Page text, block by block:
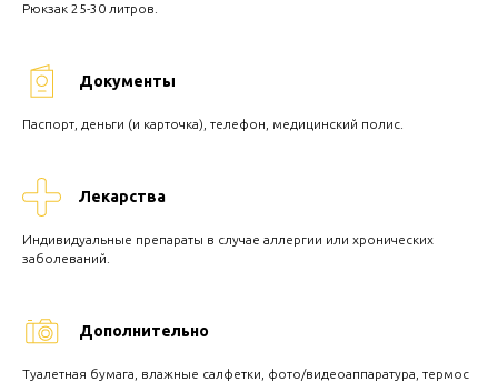
Рюкзак 25-30 литров.
Документы
Паспорт, деньги (и карточка), телефон, медицинский полис.
Лекарства
Индивидуальные препараты в случае аллергии или хронических
заболеваний.
Дополнительно
Туалетная бумага, влажные салфетки, фото/видеоаппаратура, термос